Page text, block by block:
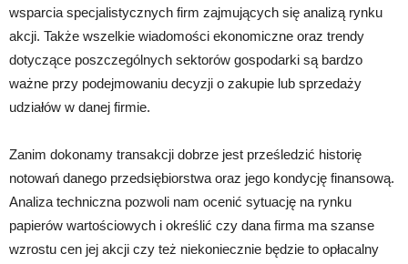
wsparcia specjalistycznych firm zajmujących się analizą rynku
akcji. Także wszelkie wiadomości ekonomiczne oraz trendy
dotyczące poszczególnych sektorów gospodarki są bardzo
ważne przy podejmowaniu decyzji o zakupie lub sprzedaży
udziałów w danej firmie.
Zanim dokonamy transakcji dobrze jest prześledzić historię
notowań danego przedsiębiorstwa oraz jego kondycję finansową.
Analiza techniczna pozwoli nam ocenić sytuację na rynku
papierów wartościowych i określić czy dana firma ma szanse
wzrostu cen jej akcji czy też niekoniecznie będzie to opłacalny